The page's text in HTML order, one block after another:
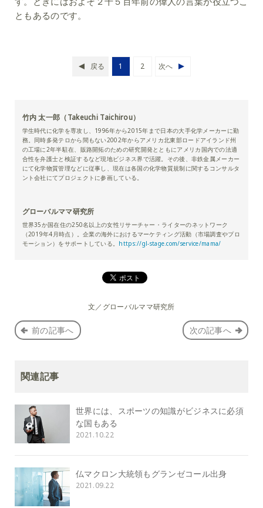
ともあるのです。
戻る 1 2 次へ
竹内 太一郎（Takeuchi Taichirou）
学生時代に化学を専攻し、1996年から2015年まで日本の大手化学メーカーに勤
務。同時多発テロから間もない2002年からアメリカ北東部ロードアイランド州
の工場に2年半駐在、販路開拓のための研究開発とともにアメリカ国内での法適
合性を弁護士と検証するなど現地ビジネス界で活躍。その後、非鉄金属メーカー
にて化学物質管理などに従事し、現在は各国の化学物質規制に関するコンサルタ
ント会社にてプロジェクトに参画している。
グローバルママ研究所
世界35か国在住の250名以上の女性リサーチャー・ライターのネットワーク
（2019年4月時点）。企業の海外におけるマーケティング活動（市場調査やプロ
モーション）をサポートしている。 https://gl-stage.com/service/mama/
文／グローバルママ研究所
前の記事へ 次の記事へ
関連記事
世界には、スポーツの知識がビジネスに必須
な国もある
2021.10.22
仏マクロン大統領もグランゼコール出身
2021.09.22